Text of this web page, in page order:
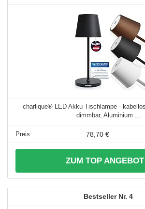
charlique® LED Akku Tischlampe -
dimmbar, Aluminium ...
78,70 €
ZUM TOP
4